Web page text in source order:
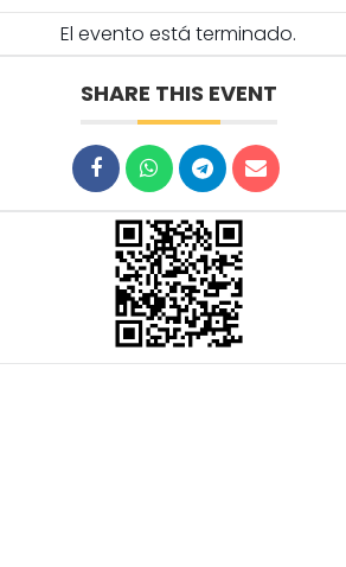
El evento está terminado.
SHARE THIS EVENT